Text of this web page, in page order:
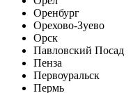
Оренбург
Орехово-Зуево
Орск
Павловский Посад
Пенза
Первоуральск
Пермь